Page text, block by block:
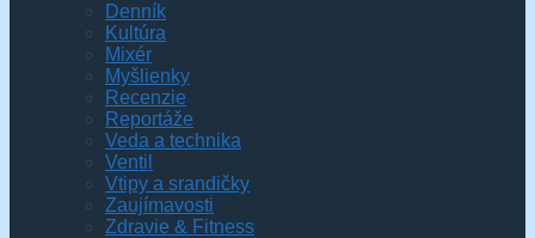
Denník
Kultúra
Mixér
Myšlienky
Recenzie
Reportáže
Veda a technika
Ventil
Vtipy a srandičky
Zaujímavosti
Zdravie & Fitness